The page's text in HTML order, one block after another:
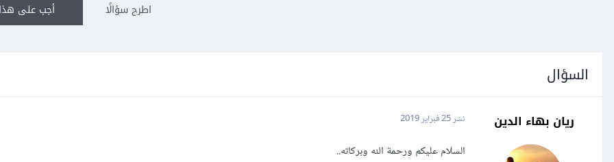
أجب على اطرح سؤالًا
السؤال
ريان بهاء الدين نشر25 فبراير 2019
السلام عليكم ورحمة الله وبركاته..